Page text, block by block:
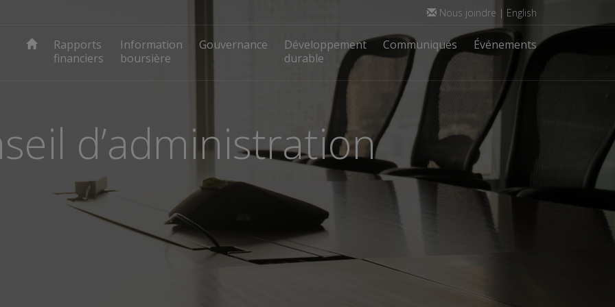
Nous joindre | English
Rapports
financiers
Information
boursière
Gouvernance
Développement
durable
Communiqués Événements
d’administration